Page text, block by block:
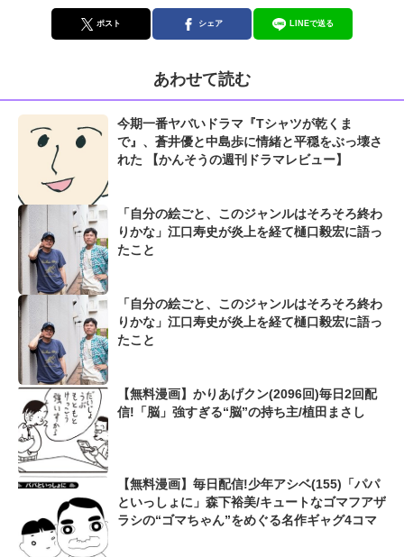
ポスト シェア LINEで送る
あわせて読む
今期一番ヤバいドラマ『Tシャツが乾くま
で』、蒼井優と中島歩に情緒と平穏をぶっ壊さ
れた 【かんそうの週刊ドラマレビュー】
「自分の絵ごと、このジャンルはそろそろ終わ
りかな」江口寿史が炎上を経て樋口毅宏に語っ
たこと
「自分の絵ごと、このジャンルはそろそろ終わ
りかな」江口寿史が炎上を経て樋口毅宏に語っ
たこと
【無料漫画】かりあげクン(2096回)毎日2回配
信!「脳」強すぎる“脳”の持ち主/植田まさし
【無料漫画】毎日配信!少年アシベ(155)「パパ
といっしょに」森下裕美/キュートなゴマフアザ
ラシの“ゴマちゃん”をめぐる名作ギャグ4コマ